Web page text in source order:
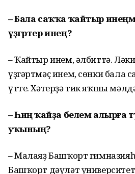
– Бала саҡҡа ҡайтыр
үҙгәртер инең?
– Ҡайтыр инем, әлбиттә.
үҙгәртмәҫ инем, сөнки бала
үтте. Хәтерҙә тик яҡшы
– Һиңә ҡайҙа белем алырға
уҡының?
– Малаяҙ Башҡорт
Башҡорт дәүләт